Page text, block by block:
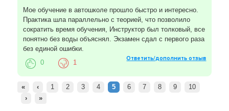
Мое обучение в автошколе прошло быстро и интересно.
Практика шла параллельно с теорией, что позволило
сократить время обучения, Инструктор был толковый, все
понятно без воды объяснял. Экзамен сдал с первого раза
без единой ошибки.
Ответить/дополнить отзыв
0 1
« ‹ 1 2 3 4 5 6 7 8 9
10
›
»